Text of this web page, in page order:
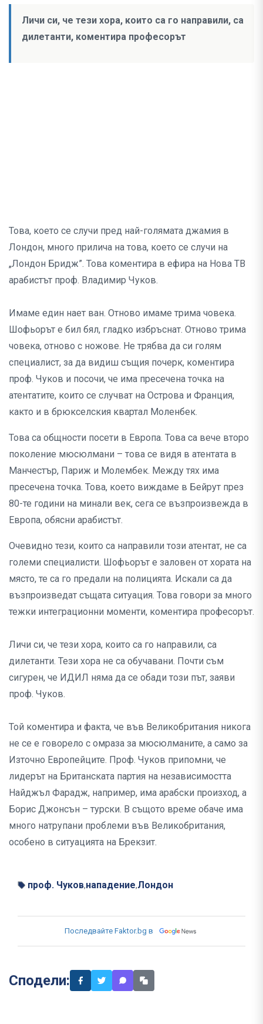
Личи си, че тези хора, които са го направили, са
дилетанти, коментира професорът
Това, което се случи пред най-голямата джамия в
Лондон, много прилича на това, което се случи на
„Лондон Бридж”. Това коментира в ефира на Нова ТВ
арабистът проф. Владимир Чуков.
Имаме един нает ван. Отново имаме трима човека.
Шофьорът е бил бял, гладко избръснат. Отново трима
човека, отново с ножове. Не трябва да си голям
специалист, за да видиш същия почерк, коментира
проф. Чуков и посочи, че има пресечена точка на
атентатите, които се случват на Острова и Франция,
както и в брюкселския квартал Моленбек.
Това са общности посети в Европа. Това са вече второ
поколение мюсюлмани – това се видя в атентата в
Манчестър, Париж и Молембек. Между тях има
пресечена точка. Това, което виждаме в Бейрут през
80-те години на минали век, сега се възпроизвежда в
Европа, обясни арабистът.
Очевидно тези, които са направили този атентат, не са
големи специалисти. Шофьорът е заловен от хората на
място, те са го предали на полицията. Искали са да
възпроизведат същата ситуация. Това говори за много
тежки интеграционни моменти, коментира професорът.
Личи си, че тези хора, които са го направили, са
дилетанти. Тези хора не са обучавани. Почти съм
сигурен, че ИДИЛ няма да се обади този път, заяви
проф. Чуков.
Той коментира и факта, че във Великобритания никога
не се е говорело с омраза за мюсюлманите, а само за
Източно Европейците. Проф. Чуков припомни, че
лидерът на Британската партия на независимостта
Найджъл Фарадж, например, има арабски произход, а
Борис Джонсън – турски. В същото време обаче има
много натрупани проблеми във Великобритания,
особено в ситуацията на Брекзит.
проф. Чуков,нападение,Лондон
Последвайте Faktor.bg в
Сподели: